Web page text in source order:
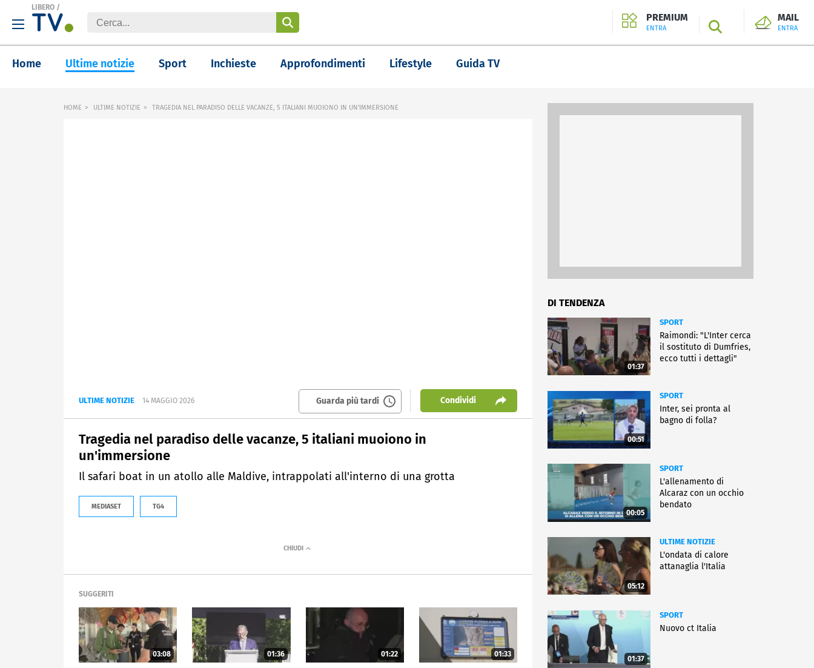
LIBERO /
PREMIUM
ENTRA SEARCH
MAIL
ENTRA
Home Ultime notizie Sport Inchieste Approfondimenti Lifestyle Guida TV
HOME ULTIME NOTIZIE TRAGEDIA NEL PARADISO DELLE VACANZE, 5 ITALIANI MUOIONO IN UN'IMMERSIONE
ULTIME NOTIZIE 14 MAGGIO 2026 Guarda più tardi Condividi
Tragedia nel paradiso delle vacanze, 5 italiani muoiono in
un'immersione
Il safari boat in un atollo alle Maldive, intrappolati all'interno di una grotta
MEDIASET TG4
SUGGERITI
03:08 01:36 01:22 01:33
DI TENDENZA
01:37
SPORT
Raimondi: "L'Inter cerca
il sostituto di Dumfries,
ecco tutti i dettagli"
00:51
SPORT
Inter, sei pronta al
bagno di folla?
00:05
SPORT
L'allenamento di
Alcaraz con un occhio
bendato
05:12
ULTIME NOTIZIE
L'ondata di calore
attanaglia l'Italia
01:37
SPORT
Nuovo ct Italia